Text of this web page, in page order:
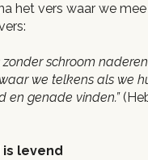
het vers waar we
zonder schroom
we telkens als we
en genade vinden.”
is levend